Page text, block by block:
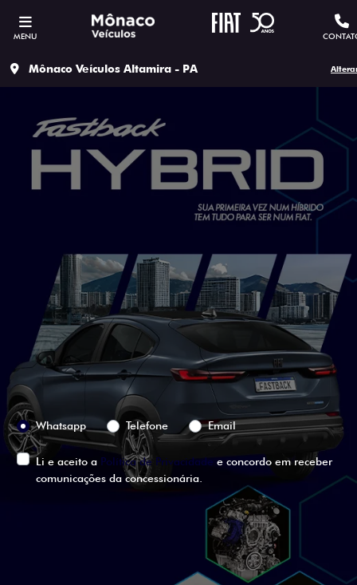
MENU
Mônaco Veículos Altamira - PA
SOLICITAR PROPOSTA
Versão escolhida
Preferência de contato:
Whatsapp
Telefone Email
Li e aceito a Política de Privacidade e concordo em receber
comunicações da concessionária.
ENTRAR EM CONTATO